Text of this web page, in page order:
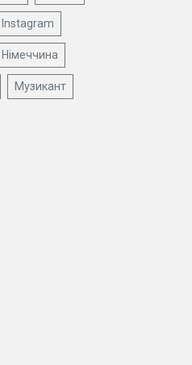
Instagram
Німеччина
Музикант